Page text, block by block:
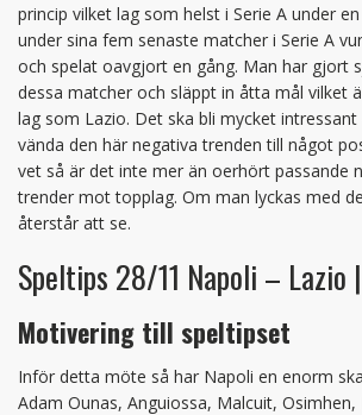
princip vilket lag som helst i Serie A under
under sina fem senaste matcher i Serie A
och spelat oavgjort en gång. Man har gjort
dessa matcher och släppt in åtta mål vilket
lag som Lazio. Det ska bli mycket
vända den här negativa trenden till något
vet så är det inte mer än oerhört passande
trender mot topplag. Om man lyckas med
återstår att se.
Speltips 28/11 Napoli – Lazio
Motivering till speltipset
Inför detta möte så har Napoli en enorm
Adam Ounas, Anguiossa, Malcuit,